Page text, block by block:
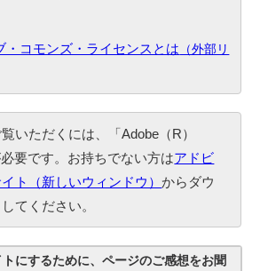
・コモンズ・ライセンスとは （外部リ
いただくには、「Adobe（R）
要です。お持ちでない方はアドビ
ト（新しいウィンドウ）からダウ
てください。
にするために、ページのご感想をお聞